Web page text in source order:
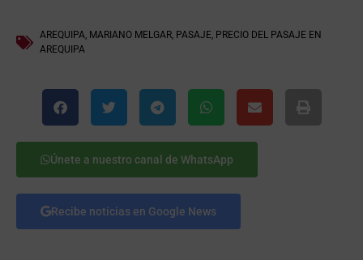
AREQUIPA, MARIANO MELGAR, PASAJE, PRECIO DEL PASAJE EN
AREQUIPA
Únete a nuestro canal de WhatsApp
Recibe noticias en Google News